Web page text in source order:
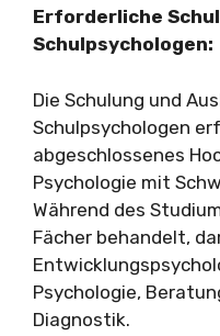
Erforderliche
Schulpsychologen:
Die Schulung und
Schulpsychologen
abgeschlossenes
Psychologie mit
Während des
Fächer behandelt,
Psychologie,
Diagnostik.